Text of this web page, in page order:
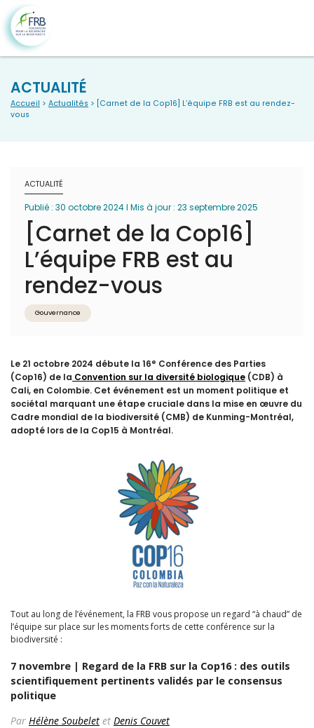
ACTUALITÉ
Accueil > Actualités > [Carnet de la Cop16] L’équipe FRB est au rendez-
vous
ACTUALITÉ
Publié : 30 octobre 2024 I Mis à jour : 23 septembre 2025
[Carnet de la Cop16]
L’équipe FRB est au
rendez-vous
Gouvernance
Le 21 octobre 2024 débute la 16e Conférence des Parties
(Cop16) de la Convention sur la diversité biologique (CDB) à
Cali, en Colombie. Cet événement est un moment politique et
sociétal marquant une étape cruciale dans la mise en œuvre du
Cadre mondial de la biodiversité (CMB) de Kunming-Montréal,
adopté lors de la Cop15 à Montréal.
Tout au long de l’événement, la FRB vous propose un regard “à chaud” de
l’équipe sur place sur les moments forts de cette conférence sur la
biodiversité :
7 novembre | Regard de la FRB sur la Cop16 : des outils
scientifiquement pertinents validés par le consensus
politique
Par Hélène Soubelet et Denis Couvet